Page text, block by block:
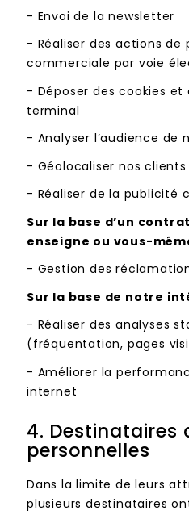
- Envoi de la newsletter
- Réaliser des actions de
commerciale par voie
- Déposer des cookies
terminal
- Analyser l’audience de
- Géolocaliser nos clients
- Réaliser de la publicité
Sur la base d’un
enseigne ou vous-
- Gestion des
Sur la base de notre
- Réaliser des analyses
(fréquentation, pages
- Améliorer la
internet
4. Destinataires
personnelles
Dans la limite de leurs
plusieurs destinataires